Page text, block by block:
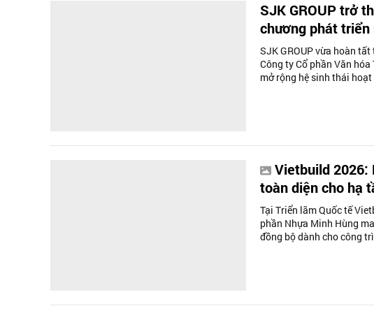
SJK GROUP trở
chương phát triển
SJK GROUP vừa hoàn
Công ty Cổ phần Văn
mở rộng hệ sinh thái
Vietbuild 2026:
toàn diện cho hạ
Tại Triển lãm Quốc tế
phần Nhựa Minh Hùng
đồng bộ dành cho công